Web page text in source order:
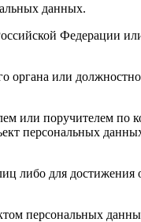
данных.
Федерации
органа или
или поручителем по
персональных
либо для
персональных